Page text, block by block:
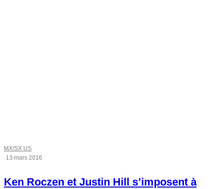
MX/SX US
·13 mars 2016
Ken Roczen et Justin Hill s’imposent à